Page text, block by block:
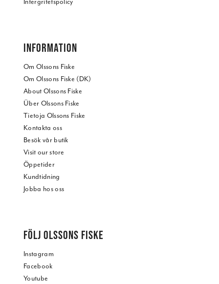
Intergritetspolicy
INFORMATION
Om Olssons Fiske
Om Olssons Fiske (DK)
About Olssons Fiske
Über Olssons Fiske
Tietoja Olssons Fiske
Kontakta oss
Besök vår butik
Visit our store
Öppetider
Kundtidning
Jobba hos oss
FÖLJ OLSSONS FISKE
Instagram
Facebook
Youtube